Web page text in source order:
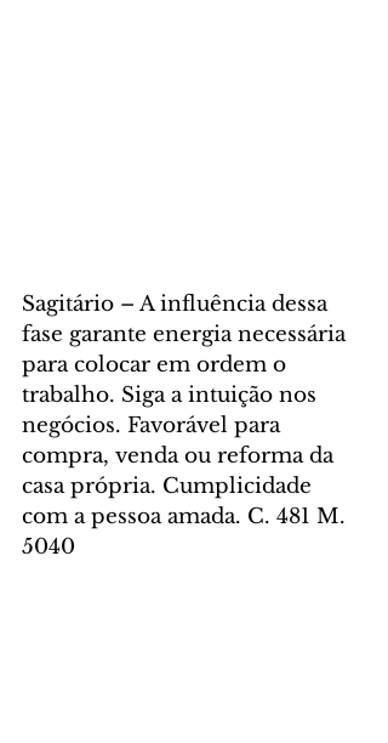
Sagitário – A influência dessa
fase garante energia necessária
para colocar em ordem o
trabalho. Siga a intuição nos
negócios. Favorável para
compra, venda ou reforma da
casa própria. Cumplicidade
com a pessoa amada. C. 481 M.
5040